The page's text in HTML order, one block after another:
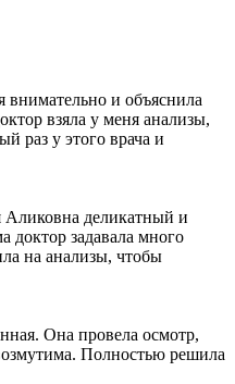
и объяснила
взяла у меня анализы,
раз у этого врача и
деликатный и
доктор задавала много
на анализы, чтобы
Она провела осмотр,
Полностью решила